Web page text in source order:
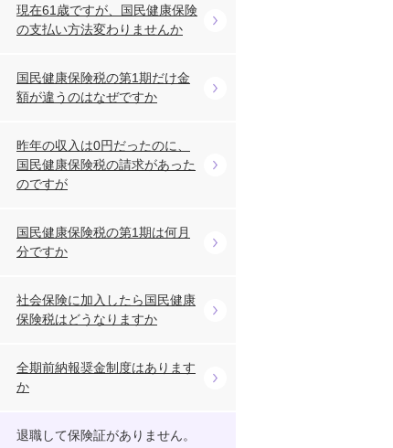
現在61歳ですが、国民健康保険
の支払い方法変わりませんか
国民健康保険税の第1期だけ金
額が違うのはなぜですか
昨年の収入は0円だったのに、
国民健康保険税の請求があった
のですが
国民健康保険税の第1期は何月
分ですか
社会保険に加入したら国民健康
保険税はどうなりますか
全期前納報奨金制度はあります
か
退職して保険証がありません。